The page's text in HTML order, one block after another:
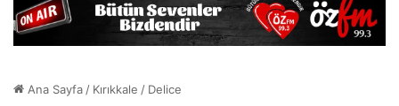
Ana Sayfa/ Kırıkkale / Delice